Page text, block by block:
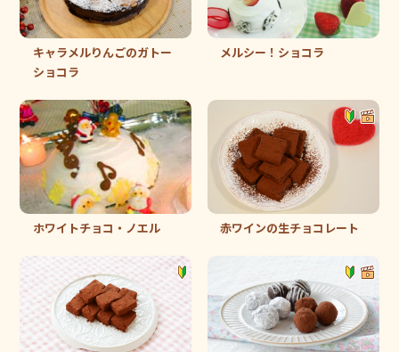
キャラメルりんごのガトー
ショコラ
メルシー！ショコラ
ホワイトチョコ・ノエル 赤ワインの生チョコレート